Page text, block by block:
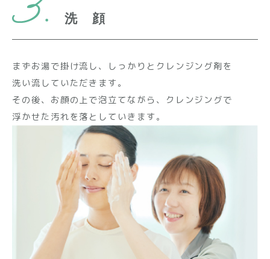
洗 顔
まずお湯で掛け流し、しっかりとクレンジング剤を
洗い流していただきます。
その後、お顔の上で泡立てながら、クレンジングで
浮かせた汚れを落としていきます。